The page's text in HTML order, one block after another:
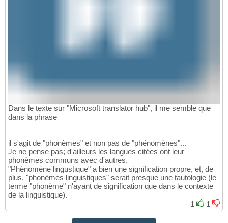
Dans le texte sur "Microsoft translator hub", il me semble que
dans la phrase
il s'agit de "phonèmes" et non pas de "phénomènes"...
Je ne pense pas; d'ailleurs les langues citées ont leur
phonèmes communs avec d'autres.
"Phénomène lingustique" a bien une signification propre, et, de
plus, "phonèmes linguistiques" serait presque une tautologie (le
terme "phonème" n'ayant de signification que dans le contexte
de la linguistique).
1
1